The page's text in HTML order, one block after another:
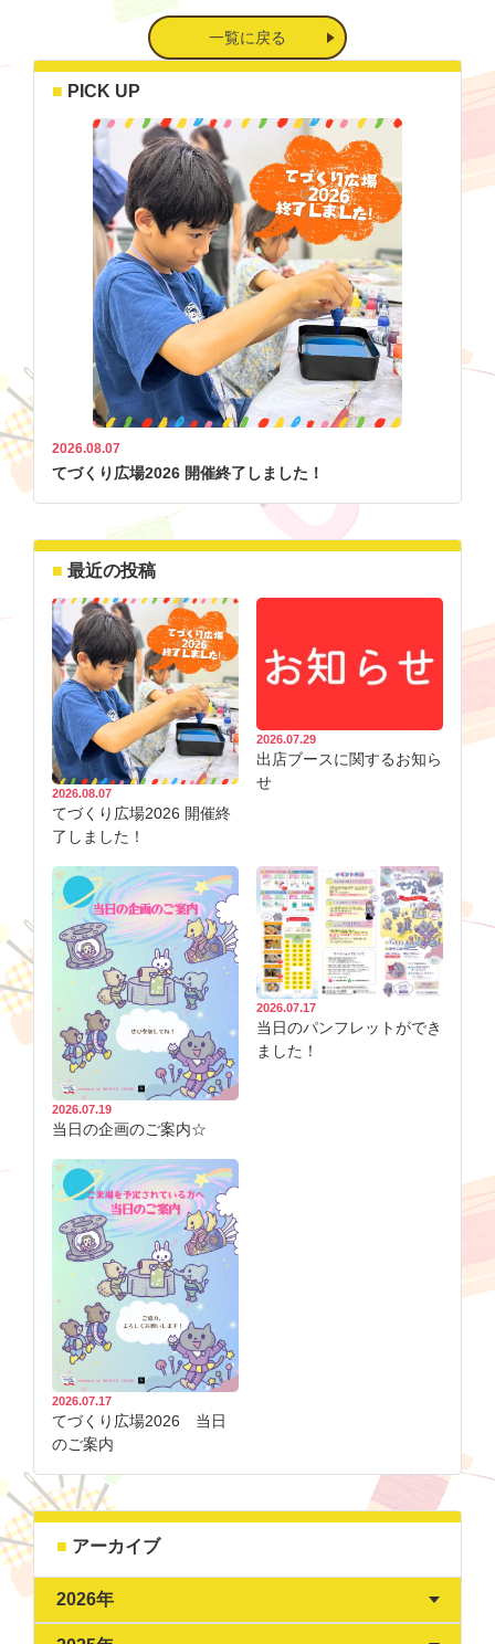
PICK UP
2026.08.07
てづくり広場2026 開催終了しました！
最近の投稿
2026.08.07
てづくり広場2026 開催終
了しました！
2026.07.29
出店ブースに関するお知ら
せ
2026.07.19
当日の企画のご案内☆
2026.07.17
当日のパンフレットができ
ました！
2026.07.17
てづくり広場2026 当日
のご案内
アーカイブ
2026年
一覧に戻る